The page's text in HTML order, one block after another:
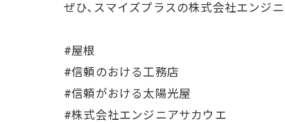
ぜひ､スマイズプラスの株式会社エンジ
#屋根
#信頼のおける工務店
#信頼がおける太陽光屋
#株式会社エンジニアサカウエ